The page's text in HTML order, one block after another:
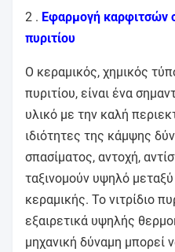
2 . Εφαρμογή καρφιτσών
πυριτίου
Ο κεραμικός, χημικός
πυριτίου, είναι ένα
υλικό με την καλή
ιδιότητες της κάμψης
σπασίματος, αντοχή,
ταξινομούν υψηλό
κεραμικής. Το νιτρίδιο
εξαιρετικά υψηλής
μηχανική δύναμη μπορεί